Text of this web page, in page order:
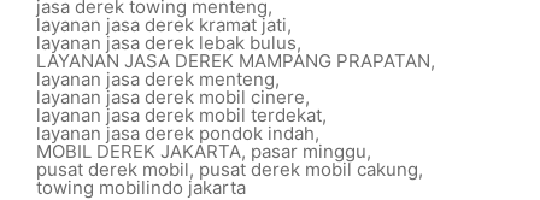
jasa derek towing menteng,
layanan jasa derek kramat jati,
layanan jasa derek lebak bulus,
LAYANAN JASA DEREK MAMPANG PRAPATAN,
layanan jasa derek menteng,
layanan jasa derek mobil cinere,
layanan jasa derek mobil terdekat,
layanan jasa derek pondok indah,
MOBIL DEREK JAKARTA, pasar minggu,
pusat derek mobil, pusat derek mobil cakung,
towing mobilindo jakarta